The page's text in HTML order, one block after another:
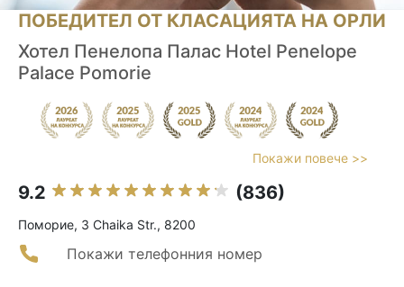
ПОБЕДИТЕЛ ОТ КЛАСАЦИЯТА НА ОРЛИ
Хотел Пенелопа Палас Hotel Penelope
Palace Pomorie
Покажи повече >>
9.2 (836)
Поморие, 3 Chaika Str., 8200
Покажи телефонния номер